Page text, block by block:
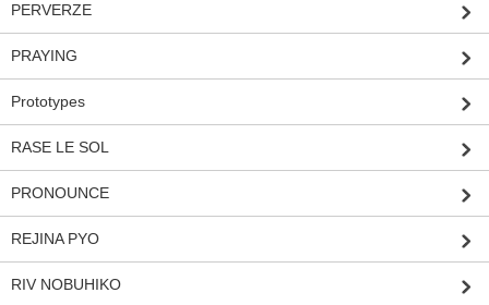
PERVERZE
PRAYING
Prototypes
RASE LE SOL
PRONOUNCE
REJINA PYO
RIV NOBUHIKO